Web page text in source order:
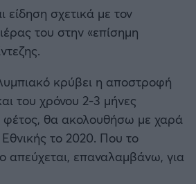
σχετικά με τον
του στην «επίσημη
κρύβει η αποστροφή
του χρόνου 2-3 μήνες
θα ακολουθήσω με χαρά
το 2020. Που το
απεύχεται, επαναλαμβάνω, για